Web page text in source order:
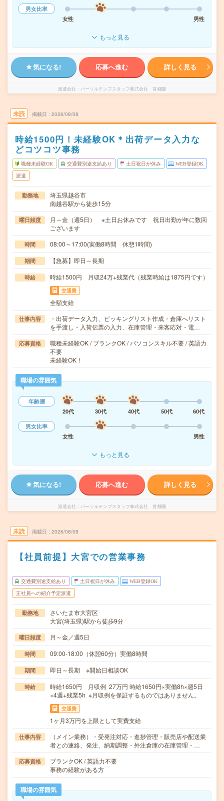
男女比率
女性
男性
もっと見る
気になる! 応募へ進む 詳しく見る
派遣会社 パーソルテンプスタッフ株式会社 首都圏
未読 掲載日 2026/08/08
時給1500円！未経験OK＊出荷データ入力な
どコツコツ事務
職種未経験OK 交通費別途支給あり 土日祝日が休み WEB登録OK
派遣
勤務地
埼玉県越谷市
南越谷駅から徒歩15分
曜日頻度
月～金（週5日） ※土日お休みです 祝日出勤が年に数回
ございます
時間 08:00～17:00(実働8時間 休憩1時間)
期間 【急募】即日～長期
時給 時給1500円 月収24万+残業代（残業時給は1875円です）
交通費
全額支給
仕事内容
・出荷データ入力、ピッキングリスト作成・倉庫へリスト
を手渡し・入荷伝票の入力、在庫管理・来客応対・電…
応募資格
職種未経験OK / ブランクOK / パソコンスキル不要 / 英語力
不要
未経験OK！
職場の雰囲気
年齢層
20代
30代 40代 50代
60代
男女比率
女性
男性
もっと見る
気になる! 応募へ進む 詳しく見る
派遣会社 パーソルテンプスタッフ株式会社 首都圏
未読 掲載日 2026/08/08
【社員前提】大宮での営業事務
交通費別途支給あり 土日祝日が休み WEB登録OK
正社員への紹介予定派遣
勤務地
さいたま市大宮区
大宮(埼玉県)駅から徒歩9分
曜日頻度 月～金／週5日
時間 09:00-18:00（休憩60分）実働8時間
期間 即日～長期 ※開始日相談OK
時給
時給1650円 月収例 27万円 時給1650円×実働8h×週5日
×4週+残業5h ※月収例を保証するものではありません。
交通費
1ヶ月3万円を上限として実費支給
仕事内容
（メイン業務）・受発注対応・進捗管理・販売店や配送業
者との連絡、発注、納期調整・外注倉庫の在庫管理・…
応募資格
ブランクOK / 英語力不要
事務の経験がある方
職場の雰囲気